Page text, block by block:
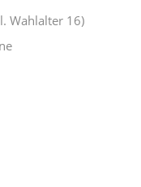
Wahlalter 16)